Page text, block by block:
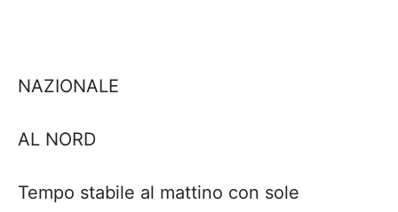
NAZIONALE
AL NORD
Tempo stabile al mattino con sole